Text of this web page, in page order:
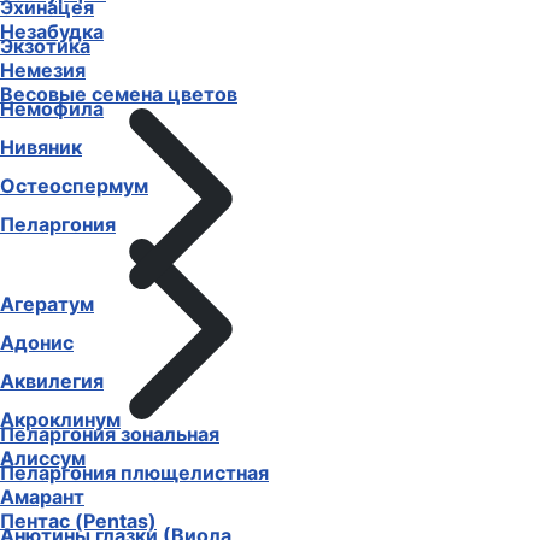
Незабудка
Немезия
Немофила
Нивяник
Остеоспермум
Пеларгония
Пеларгония зональная
Пеларгония плющелистная
Пентас (Pentas)
Эхинацея
Экзотика
Весовые семена цветов
Агератум
Адонис
Аквилегия
Акроклинум
Алиссум
Амарант
Анютины глазки (Виола